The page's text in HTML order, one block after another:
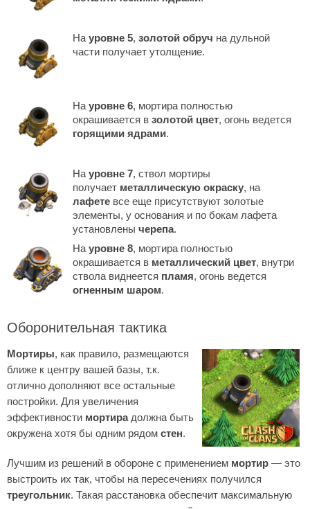
На уровне 5, золотой обруч на дульной
части получает утолщение.
На уровне 6, мортира полностью
окрашивается в золотой цвет, огонь ведется
горящими ядрами.
На уровне 7, ствол мортиры
получает металлическую окраску, на
лафете все еще присутствуют золотые
элементы, у основания и по бокам лафета
установлены черепа.
На уровне 8, мортира полностью
окрашивается в металлический цвет, внутри
ствола виднеется пламя, огонь ведется
огненным шаром.
Оборонительная тактика
Мортиры, как правило, размещаются
ближе к центру вашей базы, т.к.
отлично дополняют все остальные
постройки. Для увеличения
эффективности мортирадолжна быть
окружена хотя бы одним рядом стен.
Лучшим из решений в обороне с применением мортир — это
выстроить их так, чтобы на пересечениях получился
треугольник. Такая расстановка обеспечит максимальную